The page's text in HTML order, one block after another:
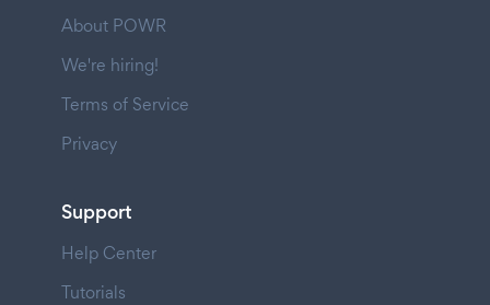
About POWR
We're hiring!
Terms of Service
Privacy
Support
Help Center
Tutorials